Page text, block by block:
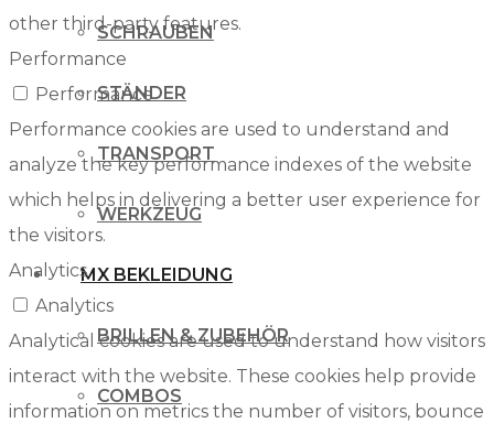
SCHRAUBEN
STÄNDER
TRANSPORT
WERKZEUG
MX BEKLEIDUNG
BRILLEN & ZUBEHÖR
COMBOS
other third-party features.
Performance
Performance
Performance cookies are used to understand and
analyze the key performance indexes of the website
which helps in delivering a better user experience for
the visitors.
Analytics
Analytics
Analytical cookies are used to understand how visitors
interact with the website. These cookies help provide
information on metrics the number of visitors, bounce